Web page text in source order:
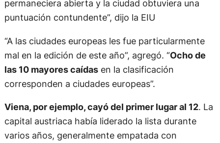
permaneciera abierta y la ciudad obtuviera una
puntuación contundente”, dijo la EIU
“A las ciudades europeas les fue particularmente
mal en la edición de este año”, agregó. “Ocho de
las 10 mayores caídasen la clasificación
corresponden a ciudades europeas”.
Viena, por ejemplo, cayó del primer lugar al 12. La
capital austriaca había liderado la lista durante
varios años, generalmente empatada con